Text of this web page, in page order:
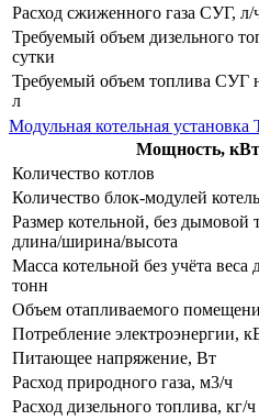
Расход сжиженного газа СУГ, л/
Требуемый объем дизельного
сутки
Требуемый объем топлива СУГ
л
Модульная котельная
Мощность, кВт
Количество котлов
Количество блок-модулей
Размер котельной, без дымовой
длина/ширина/высота
Масса котельной без учёта
тонн
Объем отапливаемого
Потребление электроэнергии,
Питающее напряжение, Вт
Расход природного газа, м3/ч
Расход дизельного топлива, кг/ч